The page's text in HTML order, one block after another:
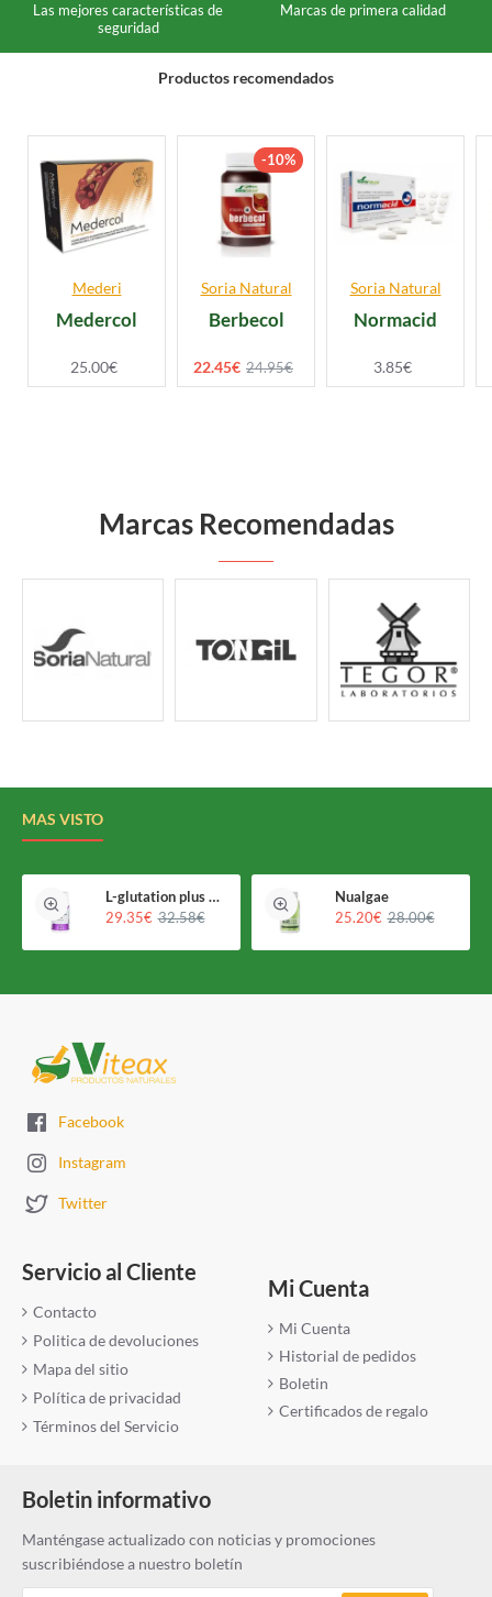
Las mejores características de
seguridad
Marcas de primera calidad
Productos recomendados
Mederi
Medercol
25.00€
-10%
Soria Natural
Berbecol
22.45€ 24.95€
Soria Natural
Normacid
3.85€
Marcas Recomendadas
MAS VISTO
L-glutation plus Holomega
29.35€ 32.58€
Nualgae
25.20€ 28.00€
Facebook
Instagram
Twitter
Servicio al Cliente
Contacto
Politica de devoluciones
Mapa del sitio
Política de privacidad
Términos del Servicio
Mi Cuenta
Mi Cuenta
Historial de pedidos
Boletin
Certificados de regalo
Boletin informativo
Manténgase actualizado con noticias y promociones
suscribiéndose a nuestro boletín